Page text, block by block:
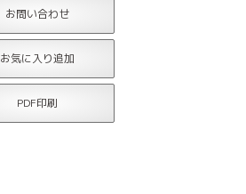
お問い合わせ
お気に入り追加
PDF印刷